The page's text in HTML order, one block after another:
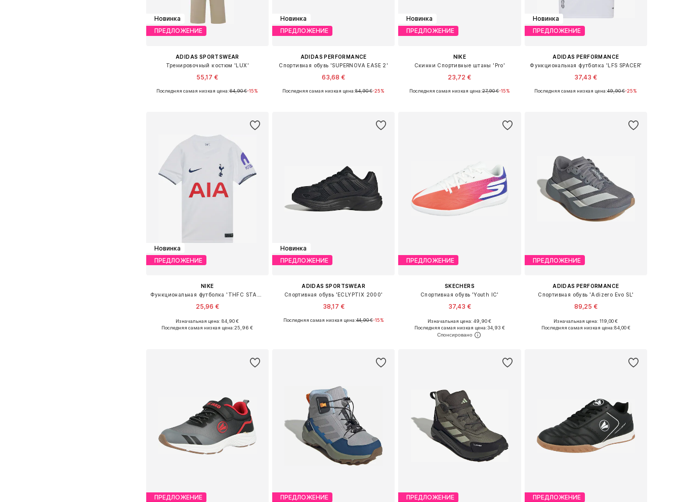
Новинка
ПРЕДЛОЖЕНИЕ
ADIDAS SPORTSWEAR
Тренировочный костюм 'LUX'
55,17 €
Последняя самая низкая цена:64,90 €-15%
Новинка
ПРЕДЛОЖЕНИЕ
ADIDAS PERFORMANCE
Спортивная обувь 'SUPERNOVA EASE 2'
63,68 €
Доступно множество размеров
Последняя самая низкая цена:84,90 €-25%
Новинка
ПРЕДЛОЖЕНИЕ
NIKE
Скинни Спортивные штаны 'Pro'
23,72 €
Доступно множество размеров
Последняя самая низкая цена:27,90 €-15%
Новинка
ПРЕДЛОЖЕНИЕ
ADIDAS PERFORMANCE
Функциональная футболка 'LFS SPACER'
37,43 €
Последняя самая низкая цена:49,90 €-25%
Новинка
ПРЕДЛОЖЕНИЕ
NIKE
25,96 €
Доступно множество размеров
Изначальная цена: 84,90 €
Последняя самая низкая цена:25,96 €
Новинка
ПРЕДЛОЖЕНИЕ
ADIDAS SPORTSWEAR
Спортивная обувь 'ECLYPTIX 2000'
38,17 €
Доступно множество размеров
Последняя самая низкая цена:44,90 €-15%
ПРЕДЛОЖЕНИЕ
SKECHERS
Спортивная обувь 'Youth IC'
37,43 €
Доступно множество размеров
Добавить в корзину
Изначальная цена: 49,90 €
Последняя самая низкая цена:34,93 €
ПРЕДЛОЖЕНИЕ
ADIDAS PERFORMANCE
Спортивная обувь 'Adizero Evo SL'
89,25 €
Доступно множество размеров
Изначальная цена: 119,00 €
Последняя самая низкая цена:84,00 €
ПРЕДЛОЖЕНИЕ ПРЕДЛОЖЕНИЕ ПРЕДЛОЖЕНИЕ ПРЕДЛОЖЕНИЕ